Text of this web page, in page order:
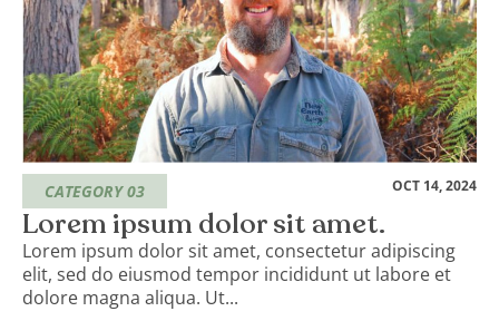
CATEGORY 03 OCT 14, 2024
Lorem ipsum dolor sit amet.
Lorem ipsum dolor sit amet, consectetur adipiscing
elit, sed do eiusmod tempor incididunt ut labore et
dolore magna aliqua. Ut...